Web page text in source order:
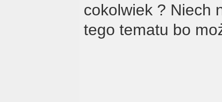
cokolwiek ? Niech
tego tematu bo